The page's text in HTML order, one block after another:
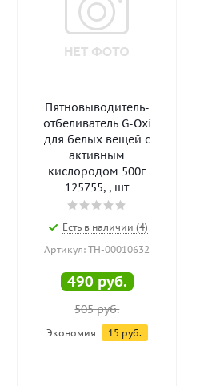
Пятновыводитель-
отбеливатель G-Oxi
для белых вещей с
активным
кислородом 500г
125755, , шт
Есть в наличии (4)
Артикул: ТН-00010632
490 руб.
505руб.
Экономия 15 руб.